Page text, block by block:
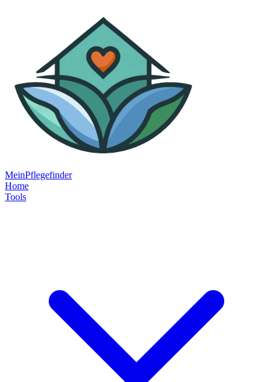
MeinPflegefinder
Home
Tools